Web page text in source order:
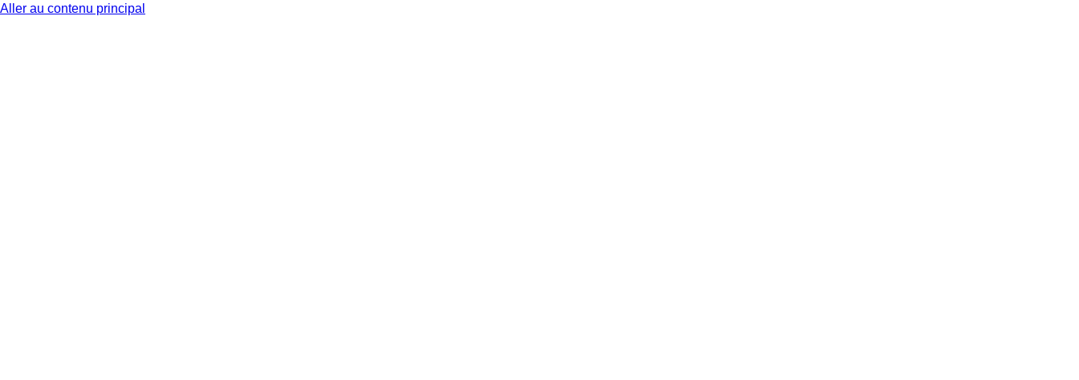
Aller au contenu principal